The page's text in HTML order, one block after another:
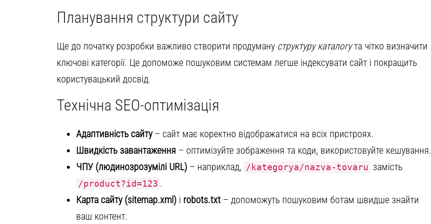
Планування структури сайту
Ще до початку розробки важливо створити продуману структуру каталогута чітко визначити
ключові категорії. Це допоможе пошуковим системам легше індексувати сайт і покращить
користувацький досвід.
Технічна SEO-оптимізація
Адаптивність сайту– сайт має коректно відображатися на всіх пристроях.
Швидкість завантаження – оптимізуйте зображення та коди, використовуйте кешування.
ЧПУ (людинозрозумілі URL) – наприклад, /kategorya/nazva-tovaru замість
/product?id=123 .
Карта сайту (sitemap.xml) і robots.txt – допоможуть пошуковим ботам швидше знайти
ваш контент.